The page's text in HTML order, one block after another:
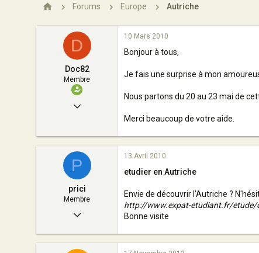
n
Forums Europe Autriche
D
Doc82
Membre
10 Mars 2010
0
Belgique
10 Mars 2010
Bonjour à tous,
Je fais une surprise à mon
Nous partons du 20 au 23 mai de
Merci beaucoup de votre aide.
P
prici
Membre
26 Mars 2010
13 Avril 2010
etudier en Autriche
Envie de découvrir l'Autriche ?
http://www.expat-etudiant.fr/etude/
Bonne visite